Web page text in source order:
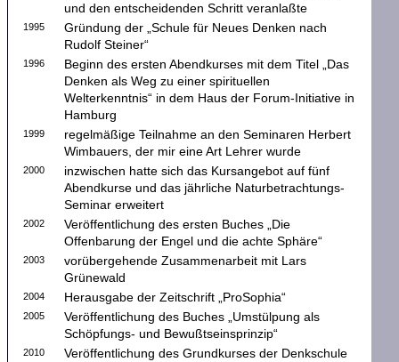
und den entscheidenden Schritt veranlaßte
1995
Gründung der „Schule für Neues Denken nach
Rudolf Steiner“
1996
Beginn des ersten Abendkurses mit dem Titel „Das
Denken als Weg zu einer spirituellen
Welterkenntnis“ in dem Haus der Forum-Initiative in
Hamburg
1999
regelmäßige Teilnahme an den Seminaren Herbert
Wimbauers, der mir eine Art Lehrer wurde
2000
inzwischen hatte sich das Kursangebot auf fünf
Abendkurse und das jährliche Naturbetrachtungs-
Seminar erweitert
2002
Veröffentlichung des ersten Buches „Die
Offenbarung der Engel und die achte Sphäre“
2003
vorübergehende Zusammenarbeit mit Lars
Grünewald
2004 Herausgabe der Zeitschrift „ProSophia“
2005
Veröffentlichung des Buches „Umstülpung als
Schöpfungs- und Bewußtseinsprinzip“
2010
Veröffentlichung des Grundkurses der Denkschule